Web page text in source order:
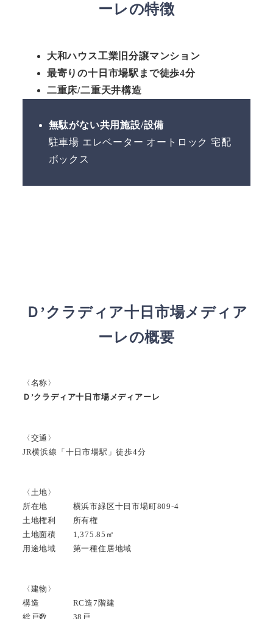
ーレの特徴
大和ハウス工業旧分譲マンション
最寄りの十日市場駅まで徒歩4分
二重床/二重天井構造
無駄がない共用施設/設備
駐車場 エレベーター オートロック 宅配
ボックス
Ｄ’クラディア十日市場メディア
ーレの概要
〈名称〉
Ｄ’クラディア十日市場メディアーレ
〈交通〉
JR横浜線「十日市場駅」徒歩4分
〈土地〉
所在地 横浜市緑区十日市場町809-4
土地権利 所有権
土地面積 1,375.85㎡
用途地域 第一種住居地域
〈建物〉
構造 RC造7階建
総戸数 38戸